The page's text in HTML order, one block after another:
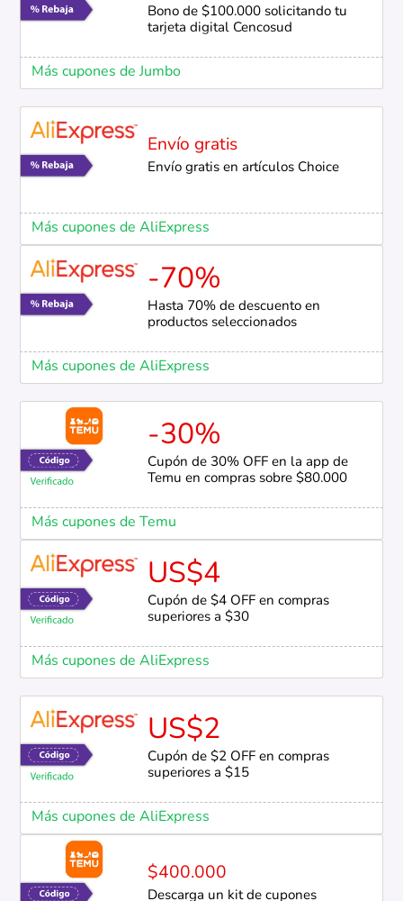
Bono de $100.000 solicitando tu
tarjeta digital Cencosud
Más cupones de Jumbo
Envío gratis
Envío gratis en artículos Choice
Más cupones de AliExpress
-70%
Hasta 70% de descuento en
productos seleccionados
Más cupones de AliExpress
-30%
Cupón de 30% OFF en la app de
Temu en compras sobre $80.000
Más cupones de Temu
US$4
Cupón de $4 OFF en compras
superiores a $30
Más cupones de AliExpress
US$2
Cupón de $2 OFF en compras
superiores a $15
Más cupones de AliExpress
$400.000
Descarga un kit de cupones